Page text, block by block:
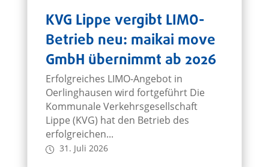
KVG Lippe vergibt LIMO-
Betrieb neu: maikai move
GmbH übernimmt ab 2026
Erfolgreiches LIMO-Angebot in
Oerlinghausen wird fortgeführt Die
Kommunale Verkehrsgesellschaft
Lippe (KVG) hat den Betrieb des
erfolgreichen...
31. Juli 2026